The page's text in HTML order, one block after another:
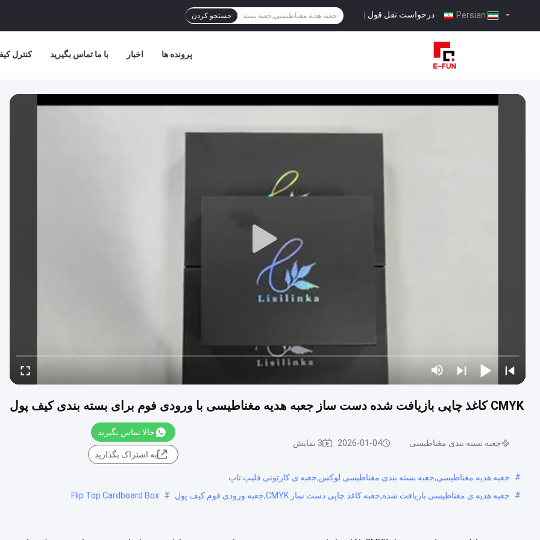
درخواست نقل قول جستجو کردن
کنترل با ما تماس بگیرید اخبار پرونده ها
CMYK کاغذ چاپی بازیافت شده دست ساز جعبه هدیه مغناطیسی با ورودی فوم برای بسته بندی کیف پول
جعبه بسته بندی مغناطیسی 2026-01-04 3 نمایش
حالا تماس بگیرید
به اشتراک بگذارید
#
جعبه هدیه مغناطیسی,جعبه بسته بندی مغناطیسی لوکس,جعبه ی کارتونی فلیپ تاپ
#
جعبه هدیه ی مغناطیسی بازیافت شده,جعبه کاغذ چاپی دست ساز CMYK,جعبه ورودی فوم کیف پول #
Flip Top Cardboard Box